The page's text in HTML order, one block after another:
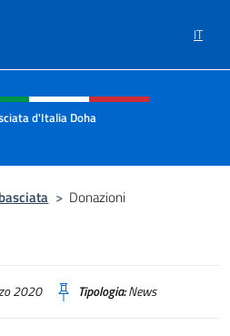
IT
social e menù
d'Italia Doha
> Donazioni
2020 Tipologia:News